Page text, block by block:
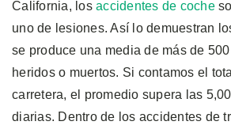
California, los accidentes de coche
uno de lesiones. Así lo demuestran
se produce una media de más de
heridos o muertos. Si contamos el
carretera, el promedio supera las
diarias. Dentro de los accidentes de